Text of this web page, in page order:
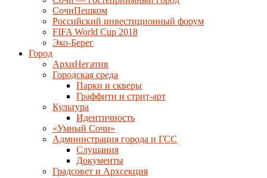
СочиПешком
Российский инвестиционный форум
FIFA World Cup 2018
Эко-Берег
Город
АрхиНегатив
Городская среда
Парки и скверы
Граффити и стрит-арт
Культура
Идентичность
«Умный Сочи»
Администрация города и ГСС
Слушания
Документы
Градсовет и Архсекция